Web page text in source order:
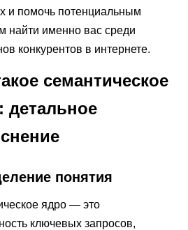
и помочь потенциальным
найти именно вас среди
конкурентов в интернете.
семантическое
детальное
понятия
ядро — это
ключевых запросов,